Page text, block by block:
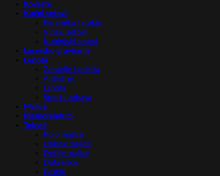
Koverte
Kućni setovi
Keramika i staklo
Vinski setovi
Kuhinjski setovi
Lasersko graviranje
Lepota
Zdravlje i zaštita
Antistres
Lepota
Sport i zabava
Majice
Memorandum
Tekstil
Polo majice
Unisex majice
Dečije majice
Dukserice
Peškiri